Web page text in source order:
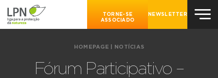
TORNE-SE
ASSOCIADO
NEWSLETTER
HOMEPAGE NOTÍCIAS
Fórum Participativo –